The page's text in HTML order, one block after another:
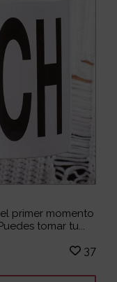
primer momento
tomar tu...
37